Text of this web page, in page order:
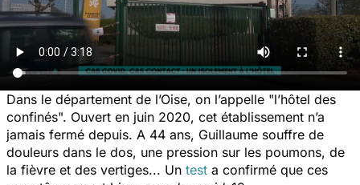
Dans le département de l’Oise, on l’appelle "l’hôtel des
confinés". Ouvert en juin 2020, cet établissement n’a
jamais fermé depuis. A 44 ans, Guillaume souffre de
douleurs dans le dos, une pression sur les poumons, de
la fièvre et des vertiges... Un test a confirmé que ces